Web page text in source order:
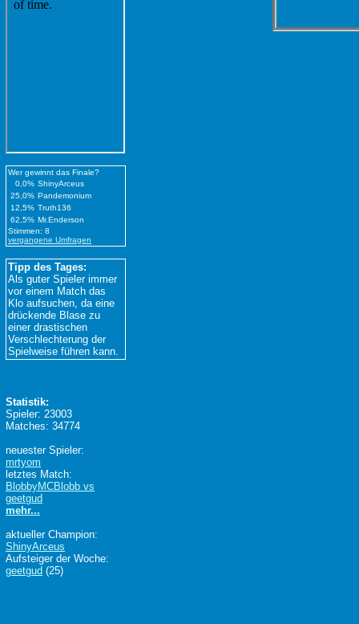
Wer gewinnt das Finale?
0,0% ShinyArceus
25,0% Pandemonium
12,5% Truth136
62,5% Mr.Enderson
Stimmen: 8
vergangene Umfragen
Tipp des Tages:
Als guter Spieler immer
vor einem Match das
Klo aufsuchen, da eine
drückende Blase zu
einer drastischen
Verschlechterung der
Spielweise führen kann.
Statistik:
Spieler: 23003
Matches: 34774
neuester Spieler:
mrtyom
letztes Match:
BlobbyMCBlobb vs
geetgud
mehr...
aktueller Champion:
ShinyArceus
Aufsteiger der Woche:
geetgud (25)